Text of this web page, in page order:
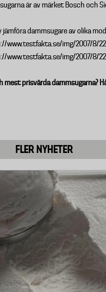
är av märket Bosch och
dammsugare av olika
www.testfakta.se/img/2007/8/
img/2007/8/
mest prisvärda dammsugarna?
FLER NYHETER